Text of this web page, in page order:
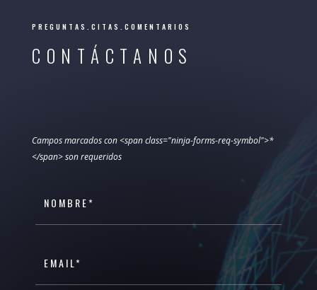
PREGUNTAS.CITAS.COMENTARIOS
CONTÁCTANOS
Campos marcados con <span class="ninja-forms-req-symbol">*
</span> son requeridos